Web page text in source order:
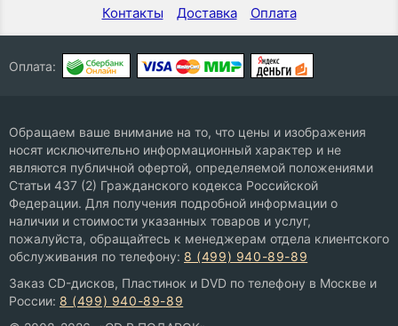
Контакты Доставка Оплата
Оплата:
Обращаем ваше внимание на то, что цены и изображения
носят исключительно информационный характер и не
являются публичной офертой, определяемой положениями
Статьи 437 (2) Гражданского кодекса Российской
Федерации. Для получения подробной информации о
наличии и стоимости указанных товаров и услуг,
пожалуйста, обращайтесь к менеджерам отдела клиентского
обслуживания по телефону: 8 (499) 940-89-89
Заказ CD-дисков, Пластинок и DVD по телефону в Москве и
России: 8 (499) 940-89-89